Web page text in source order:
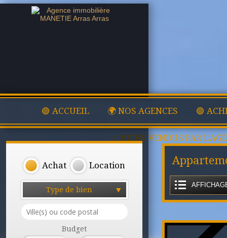
🟢 ACCUEIL 🌍 NOS AGENCES 🟢
✅ BIENS VENDUS PAR
Achat Location
Type de bien
Budget